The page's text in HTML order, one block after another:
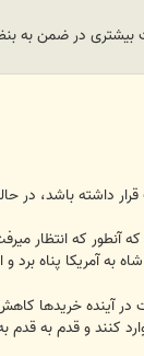
در ضمن به
داشته باشد، در
که انتظار
پناه برد و
آینده خریدها
کنند و قدم به